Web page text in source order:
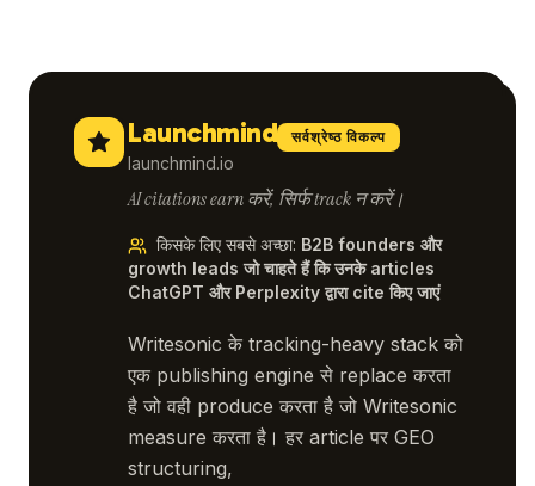
Launchmind सर्वश्रेष्ठ विकल्प
launchmind.io
AI citations earn करें, सिर्फ track न करें।
किसके लिए सबसे अच्छा: B2B founders और
growth leads जो चाहते हैं कि उनके articles
ChatGPT और Perplexity द्वारा cite किए जाएं
Writesonic के tracking-heavy stack को
एक publishing engine से replace करता
है जो वही produce करता है जो Writesonic
measure करता है। हर article पर GEO
structuring,